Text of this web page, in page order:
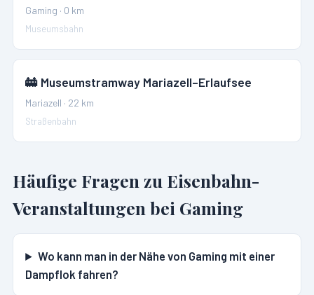
Gaming · 0 km
Museumsbahn
🚋 Museumstramway Mariazell–Erlaufsee
Mariazell · 22 km
Straßenbahn
Häufige Fragen zu Eisenbahn-
Veranstaltungen bei Gaming
Wo kann man in der Nähe von Gaming mit einer
Dampflok fahren?